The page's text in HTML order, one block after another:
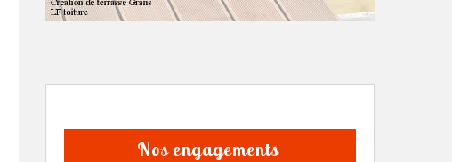
Nos engagements